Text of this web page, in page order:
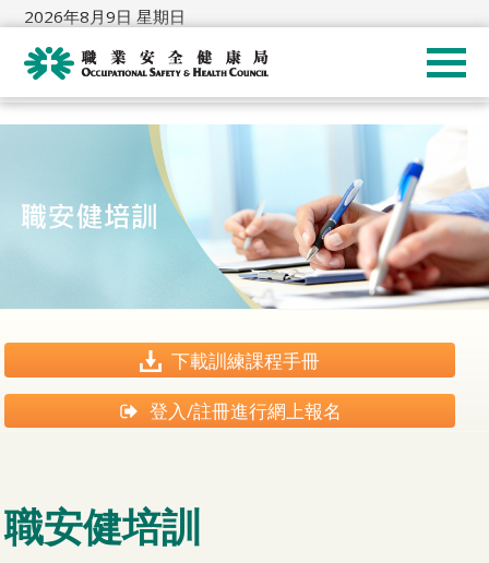
2026年8月9日 星期日
下載訓練課程手冊
登入/註冊進行網上報名
職安健培訓